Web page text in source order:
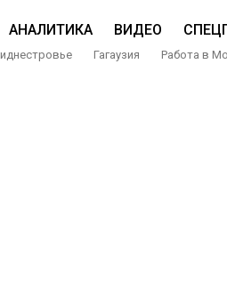
АНАЛИТИКА ВИДЕО
Гагаузия Работа в